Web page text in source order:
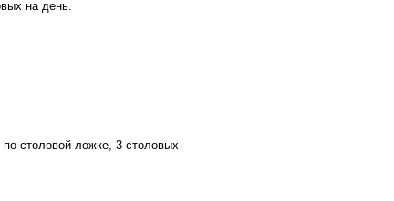
на день.
столовой ложке, 3 столовых